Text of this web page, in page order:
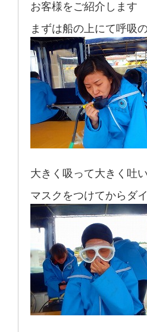
お客様をご紹介します
まずは船の上にて呼吸
大きく吸って大きく吐
マスクをつけてからダ